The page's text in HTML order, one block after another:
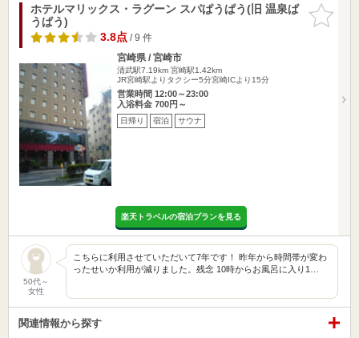
お気に入
りに追加
ホテルマリックス・ラグーン スパぱうぱう(旧 温泉ぱ
うぱう)
3.8点/ 9 件
宮崎県 / 宮崎市
清武駅7.19km 宮崎駅1.42km
JR宮崎駅よりタクシー5分宮崎ICより15分
営業時間 12:00～23:00
入浴料金 700円～
日帰り 宿泊 サウナ
楽天トラベルの宿泊プランを見る
50代～
女性
こちらに利用させていただいて7年です！ 昨年から時間帯が変わ
ったせいか利用が減りました。残念 10時からお風呂に入り1…
関連情報から探す